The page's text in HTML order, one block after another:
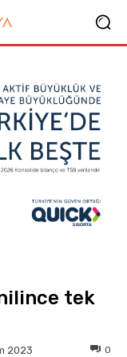
tek
2023 0